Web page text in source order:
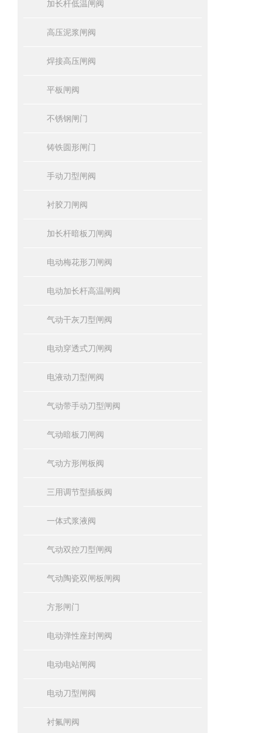
加长杆低温闸阀
高压泥浆闸阀
焊接高压闸阀
平板闸阀
不锈钢闸门
铸铁圆形闸门
手动刀型闸阀
衬胶刀闸阀
加长杆暗板刀闸阀
电动梅花形刀闸阀
电动加长杆高温闸阀
气动干灰刀型闸阀
电动穿透式刀闸阀
电液动刀型闸阀
气动带手动刀型闸阀
气动暗板刀闸阀
气动方形闸板阀
三用调节型插板阀
一体式浆液阀
气动双控刀型闸阀
气动陶瓷双闸板闸阀
方形闸门
电动弹性座封闸阀
电动电站闸阀
电动刀型闸阀
衬氟闸阀